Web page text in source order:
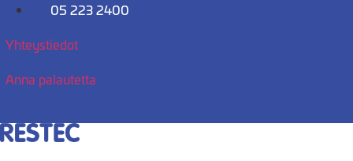
Mene
05 223 2400
Yhteystiedot
Anna palautetta